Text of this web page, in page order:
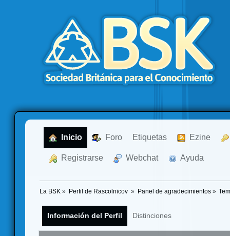
Inicio Foro Etiquetas Ezine
Registrarse Webchat Ayuda
La BSK » Perfil de Rascolnicov » Panel de agradecimientos»
Información del Perfil Distinciones